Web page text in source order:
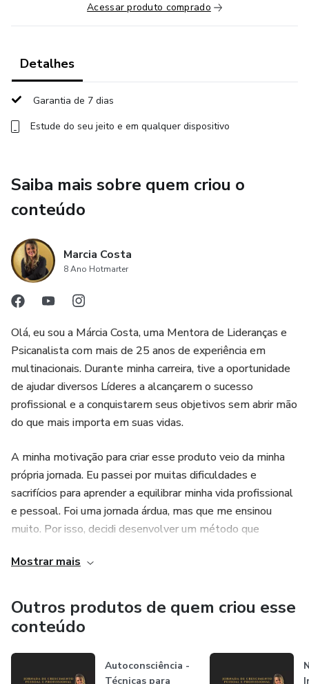
Acessar produto comprado
Detalhes
Garantia de 7 dias
Estude do seu jeito e em qualquer dispositivo
Saiba mais sobre quem criou o
conteúdo
Marcia Costa
8 Ano Hotmarter
Olá, eu sou a Márcia Costa, uma Mentora de Lideranças e
Psicanalista com mais de 25 anos de experiência em
multinacionais. Durante minha carreira, tive a oportunidade
de ajudar diversos Líderes a alcançarem o sucesso
profissional e a conquistarem seus objetivos sem abrir mão
do que mais importa em suas vidas.
A minha motivação para criar esse produto veio da minha
própria jornada. Eu passei por muitas dificuldades e
sacrifícios para aprender a equilibrar minha vida profissional
e pessoal. Foi uma jornada árdua, mas que me ensinou
muito. Por isso, decidi desenvolver um método que
sucedidas e a encontrarem o equilíbrio entre todas as áreas
obstáculos que eu enfrentei.
Com o meu método, você poderá aprender a conciliar suas
responsabilidades profissionais e pessoais, alcançando o
sucesso sem abrir mão do que realmente importa para
Mostrar mais
Outros produtos de quem criou esse
conteúdo
Autoconsciência -
Técnicas para